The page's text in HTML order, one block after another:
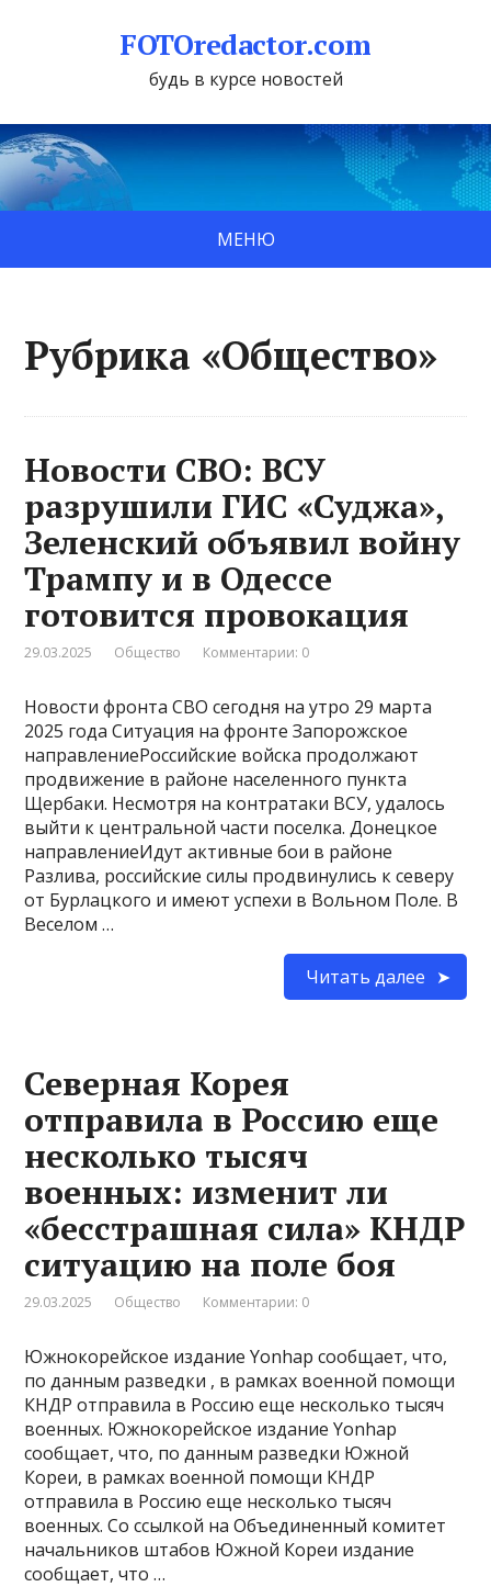
FOTOredactor.com
будь в курсе новостей
МЕНЮ
Рубрика «Общество»
Новости СВО: ВСУ
разрушили ГИС «Суджа»,
Зеленский объявил войну
Трампу и в Одессе
готовится провокация
29.03.2025 Общество Комментарии: 0
Новости фронта СВО сегодня на утро 29 марта
2025 года Ситуация на фронте Запорожское
направлениеРоссийские войска продолжают
продвижение в районе населенного пункта
Щербаки. Несмотря на контратаки ВСУ, удалось
выйти к центральной части поселка. Донецкое
направлениеИдут активные бои в районе
Разлива, российские силы продвинулись к северу
от Бурлацкого и имеют успехи в Вольном Поле. В
Веселом …
Читать далее
Северная Корея
отправила в Россию еще
несколько тысяч
военных: изменит ли
«бесстрашная сила» КНДР
ситуацию на поле боя
29.03.2025 Общество Комментарии: 0
Южнокорейское издание Yonhap сообщает, что,
по данным разведки , в рамках военной помощи
КНДР отправила в Россию еще несколько тысяч
военных. Южнокорейское издание Yonhap
сообщает, что, по данным разведки Южной
Кореи, в рамках военной помощи КНДР
отправила в Россию еще несколько тысяч
военных. Со ссылкой на Объединенный комитет
начальников штабов Южной Кореи издание
сообщает, что …